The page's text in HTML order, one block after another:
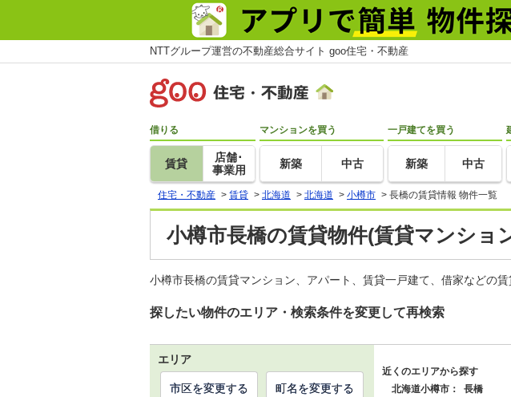
NTTグループ運営の不動産総合サイト goo住宅・不動産
借りる
賃貸
店舗･
事業用
マンションを買う
新築 中古
一戸建てを買う
新築 中古
住宅・不動産 > 賃貸 > 北海道 > 北海道 > 小樽市 > 長橋の賃貸情報 物件一覧
小樽市長橋の賃貸物件(賃貸マンショ
小樽市長橋の賃貸マンション、アパート、賃貸一戸建て、借家などの
探したい物件のエリア・検索条件を変更して再検索
エリア
近くのエリアから探す
北海道小樽市：
長橋
市区を変更する 町名を変更する